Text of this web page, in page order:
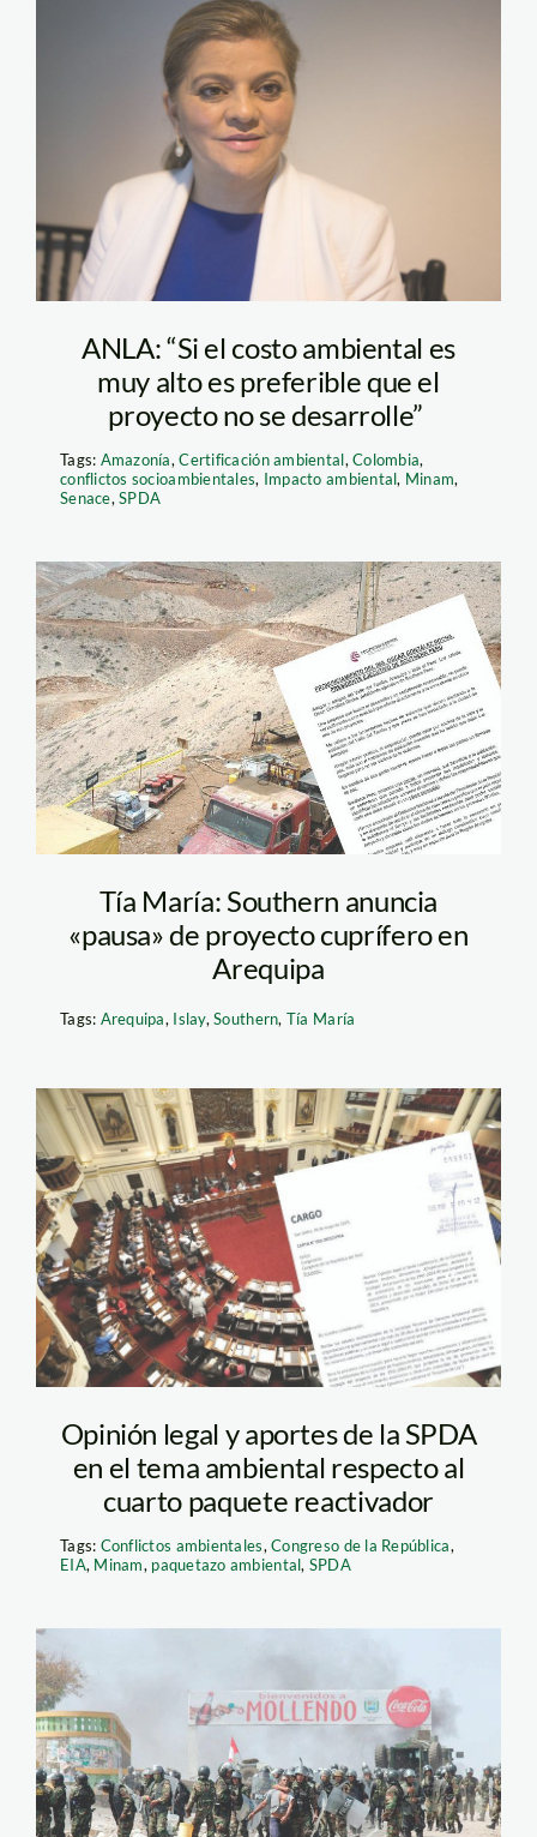
Claudia
Gonzalez_ANLA
Colombia
ANLA: “Si el costo ambiental es
muy alto es preferible que el
proyecto no se desarrolle”
Tags: Amazonía,Certificación ambiental,Colombia,
conflictos socioambientales, Impacto ambiental, Minam,
Senace,SPDA
Southern Copper
cancela Tía María
Tía María: Southern anuncia
«pausa» de proyecto cuprífero en
Arequipa
Tags: Arequipa, Islay,Southern, Tía María
carta de la SPDA al
congreso
Opinión legal y aportes de la SPDA
en el tema ambiental respecto al
cuarto paquete reactivador
Tags: Conflictos ambientales,Congreso de la República,
EIA, Minam, paquetazo ambiental, SPDA
Protestas por Tía
María en Mollendo.
Foto: La República